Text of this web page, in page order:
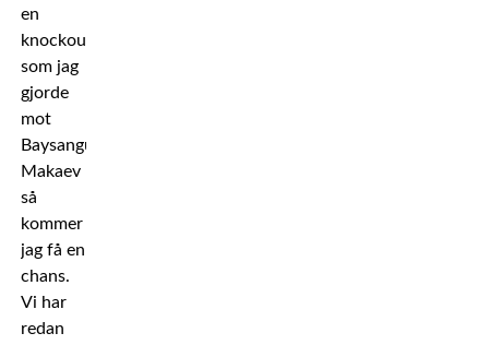
en
knockout
som jag
gjorde
mot
Baysangur
Makaev
så
kommer
jag få en
chans.
Vi har
redan